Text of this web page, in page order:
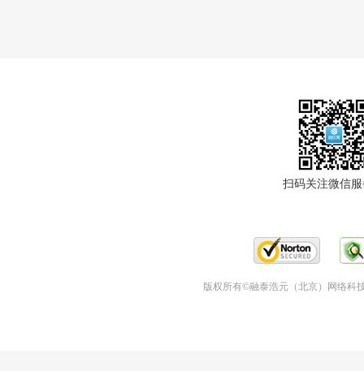
扫码关注微信
版权所有©融泰浩元（北京）网络科